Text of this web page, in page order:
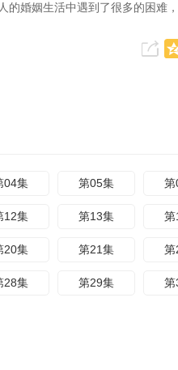
的婚姻生活中遇到了很多的困难
04集 第05集 第
12集 第13集 第
20集 第21集 第
28集 第29集 第